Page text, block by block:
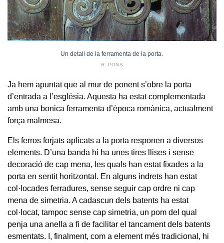
Un detall de la ferramenta de la porta.
R. PONS
Ja hem apuntat que al mur de ponent s’obre la porta
d’entrada a l’església. Aquesta ha estat complementada
amb una bonica ferramenta d’època romànica, actualment
força malmesa.
Els ferros forjats aplicats a la porta responen a diversos
elements. D’una banda hi ha unes tires llises i sense
decoració de cap mena, les quals han estat fixades a la
porta en sentit horitzontal. En alguns indrets han estat
col·locades ferradures, sense seguir cap ordre ni cap
mena de simetria. A cadascun dels batents ha estat
col·locat, tampoc sense cap simetria, un pom del qual
penja una anella a fi de facilitar el tancament dels batents
esmentats. I, finalment, com a element més tradicional, hi